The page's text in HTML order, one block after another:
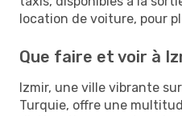
location de voiture, pour
Que faire et voir à
Izmir, une ville vibrante
Turquie, offre une